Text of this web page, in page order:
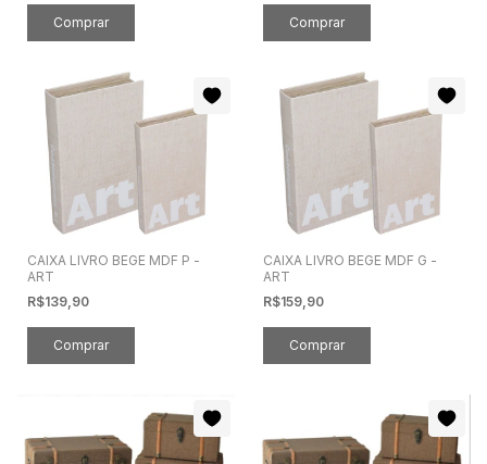
CAIXA LIVRO BEGE MDF P -
ART
R$139,90
CAIXA LIVRO BEGE MDF G -
ART
R$159,90